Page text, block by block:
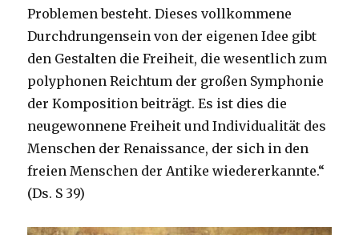
Problemen besteht. Dieses vollkommene
Durchdrungensein von der eigenen Idee gibt
den Gestalten die Freiheit, die wesentlich zum
polyphonen Reichtum der großen Symphonie
der Komposition beiträgt. Es ist dies die
neugewonnene Freiheit und Individualität des
Menschen der Renaissance, der sich in den
freien Menschen der Antike wiedererkannte.“
(Ds. S 39)